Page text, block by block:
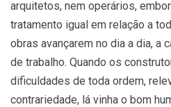
arquitetos, nem operários,
tratamento igual em relação a
obras avançarem no dia a dia, a
de trabalho. Quando os
dificuldades de toda ordem,
contrariedade, lá vinha o bom